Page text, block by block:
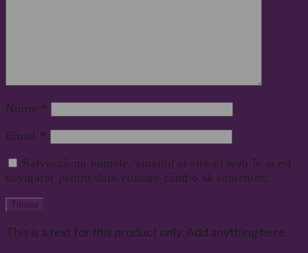
Nume *
Email *
Salvează-mi numele, emailul și site-ul web în acest
navigator pentru data viitoare când o să comentez.
This is a text for this product only. Add anything here